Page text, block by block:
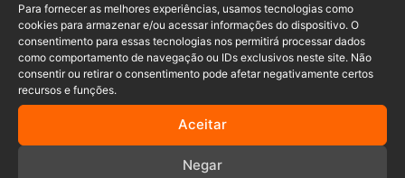
Para fornecer as melhores experiências, usamos tecnologias como
cookies para armazenar e/ou acessar informações do dispositivo. O
consentimento para essas tecnologias nos permitirá processar dados
como comportamento de navegação ou IDs exclusivos neste site. Não
consentir ou retirar o consentimento pode afetar negativamente certos
recursos e funções.
Aceitar
Negar
Comentários